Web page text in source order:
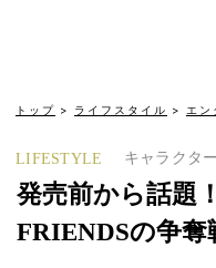
トップ ライフスタイル エン
LIFESTYLE キャラクター
発売前から話題
FRIENDSの争奪